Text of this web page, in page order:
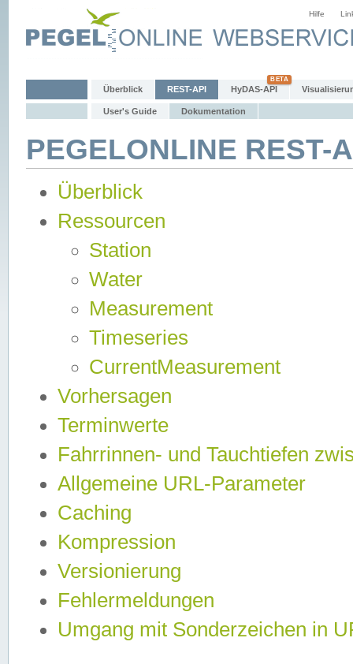
Hilfe
Überblick REST-API HyDAS-API
User's Guide Dokumentation
PEGELONLINE
Überblick
Ressourcen
Station
Water
Measurement
Timeseries
CurrentMeasurement
Vorhersagen
Terminwerte
Fahrrinnen- und Tauchtiefen
Allgemeine URL-Parameter
Caching
Kompression
Versionierung
Fehlermeldungen
Umgang mit Sonderzeichen in